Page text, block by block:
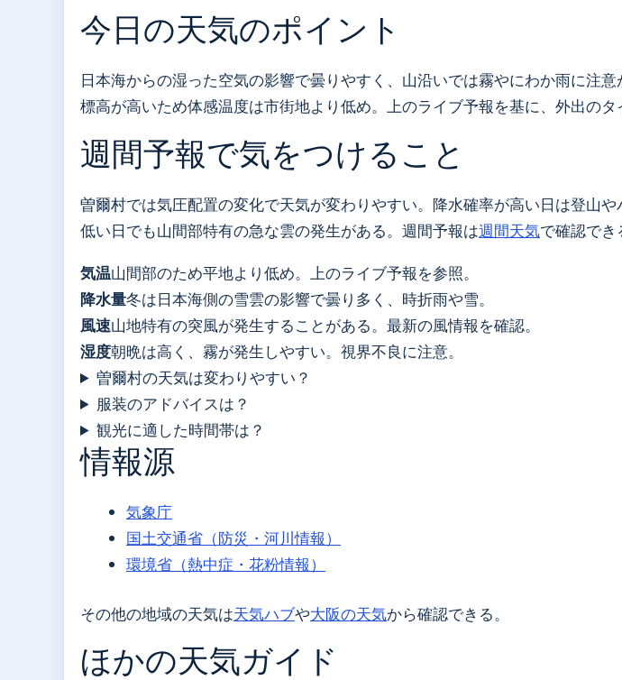
今日の天気のポイント
日本海からの湿った空気の影響で曇りやすく、山沿いでは霧やにわか雨に注意
標高が高いため体感温度は市街地より低め。上のライブ予報を基に、外出のタ
週間予報で気をつけること
曽爾村では気圧配置の変化で天気が変わりやすい。降水確率が高い日は登山や
低い日でも山間部特有の急な雲の発生がある。週間予報は週間天気で確認でき
気温山間部のため平地より低め。上のライブ予報を参照。
降水量冬は日本海側の雪雲の影響で曇り多く、時折雨や雪。
風速山地特有の突風が発生することがある。最新の風情報を確認。
湿度朝晩は高く、霧が発生しやすい。視界不良に注意。
曽爾村の天気は変わりやすい？
服装のアドバイスは？
観光に適した時間帯は？
情報源
気象庁
国土交通省（防災・河川情報）
環境省（熱中症・花粉情報）
その他の地域の天気は天気ハブや大阪の天気から確認できる。
ほかの天気ガイド